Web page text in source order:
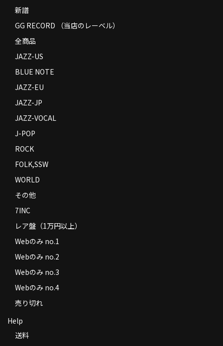
特定商取引法に基づく表示
新譜
GG RECORD （当店のレーベル）
全商品
JAZZ-US
BLUE NOTE
JAZZ-EU
JAZZ-JP
JAZZ-VOCAL
J-POP
ROCK
FOLK,SSW
WORLD
その他
7INC
レア盤（1万円以上）
Webのみ no.1
Webのみ no.2
Webのみ no.3
Webのみ no.4
売り切れ
Help
送料